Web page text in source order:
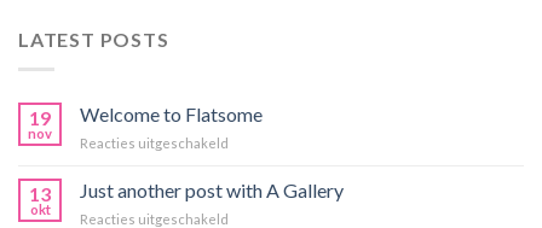
LATEST POSTS
19
nov
Welcome to Flatsome
Reacties uitgeschakeld
Flatsome
13
okt
Just another post with A Gallery
Reacties uitgeschakeld